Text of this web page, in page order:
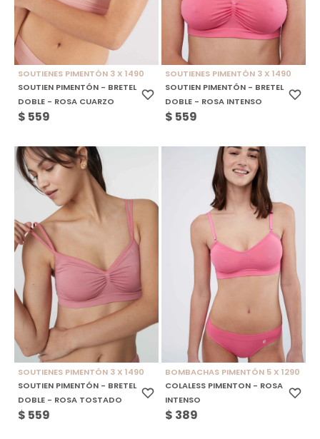
SOUTIENES PIMENTÓN 3 X 1490
SOUTIEN PIMENTÓN - BRETEL
DOBLE - ROSA CUARZO
$ 559
SOUTIENES PIMENTÓN 3 X 1490
SOUTIEN PIMENTÓN - BRETEL
DOBLE - ROSA INTENSO
$ 559
SOUTIENES PIMENTÓN 3 X 1490
SOUTIEN PIMENTÓN - BRETEL
DOBLE - ROSA TOSTADO
$ 559
BOMBACHAS PIMENTÓN 5 X 1290
COLALESS PIMENTON - ROSA
INTENSO
$ 389